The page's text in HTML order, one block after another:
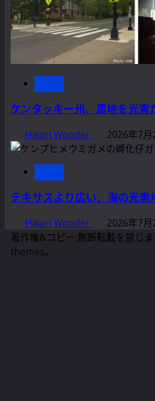
ケンタッキー州、農地を光害
Hikari Wooder 2026年7月
テキサスより広い、海の光害
Hikari Wooder 2026年7月
著作権&コピー;無断転載を禁じま
themes。